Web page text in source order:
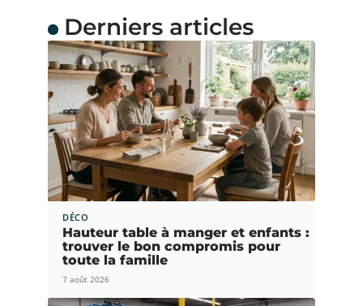
Derniers articles
DÉCO
Hauteur table à manger et enfants :
trouver le bon compromis pour
toute la famille
7 août 2026